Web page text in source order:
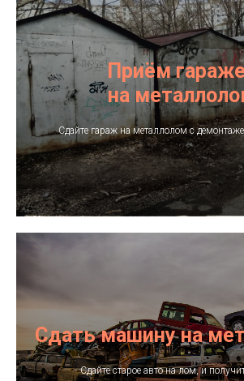
Приём
на
Сдайте гараж на металлолом с
Сдать машину на
Сдайте старое авто на лом, и
Руководитель:
+7−912−956−22−55
Лобовая Елена Геннадьевна
пн-сб: 8:00-18:00, обед: 13:00-14:00
вс: 8:00-12:00
Контакты
Площадка:
+7−912−135−95−45
info@sferalom.ru
Схема проезда